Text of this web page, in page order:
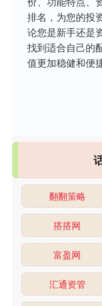
排名，为您的投
论您是新手还是
找到适合自己的
值更加稳健和便捷
翻翻策略
搭搭网
富盈网
汇通资管